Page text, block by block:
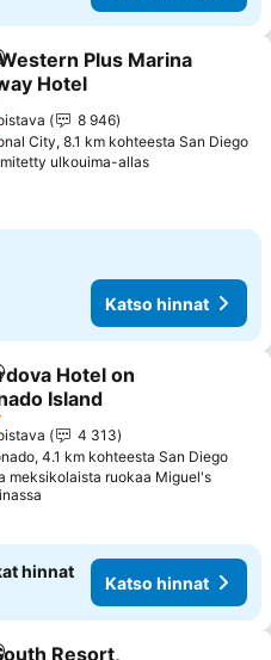
suosikkeihin
Plus Marina
Hotel
8 946
City, 8.1 km kohteesta San Diego
ulkouima-allas
Katso hinnat
suosikkeihin
Hotel on
Island
4 313
4.1 km kohteesta San Diego
meksikolaista ruokaa Miguel's
hinnat
Katso hinnat
Resort,